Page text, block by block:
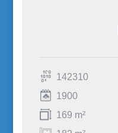
142310
1900
169 m²